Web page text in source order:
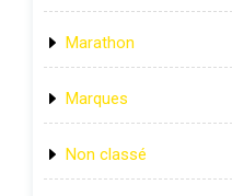
Marathon
Marques
Non classé